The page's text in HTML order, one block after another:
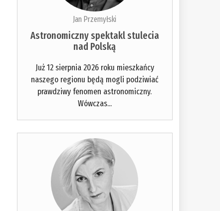
Jan Przemyłski
Astronomiczny spektakl stulecia
nad Polską
Już 12 sierpnia 2026 roku mieszkańcy
naszego regionu będą mogli podziwiać
prawdziwy fenomen astronomiczny.
Wówczas...